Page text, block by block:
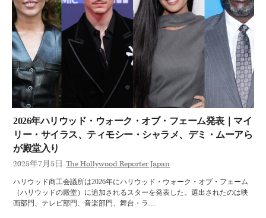
2026年ハリウッド・ウォーク・オブ・フェーム発表｜マイ
リー・サイラス、ティモシー・シャラメ、デミ・ムーアら
が殿堂入り
2025年7月5日 The Hollywood Reporter Japan
ハリウッド商工会議所は2026年にハリウッド・ウォーク・オブ・フェーム
（ハリウッドの殿堂）に追加されるスターを発表した。選出されたのは映
画部門、テレビ部門、音楽部門、舞台・ラ…